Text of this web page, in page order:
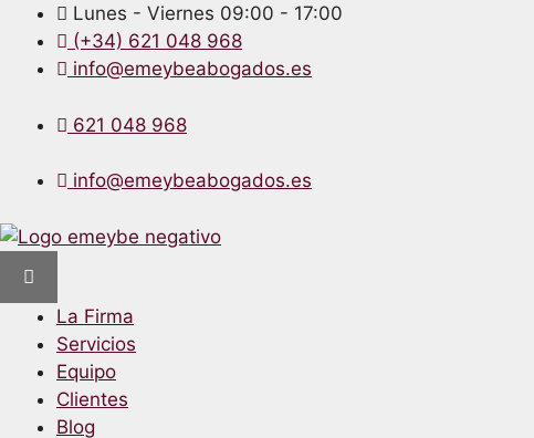
Lunes - Viernes 09:00 - 17:00
(+34) 621 048 968
info@emeybeabogados.es
621 048 968
info@emeybeabogados.es
La Firma
Servicios
Equipo
Clientes
Blog